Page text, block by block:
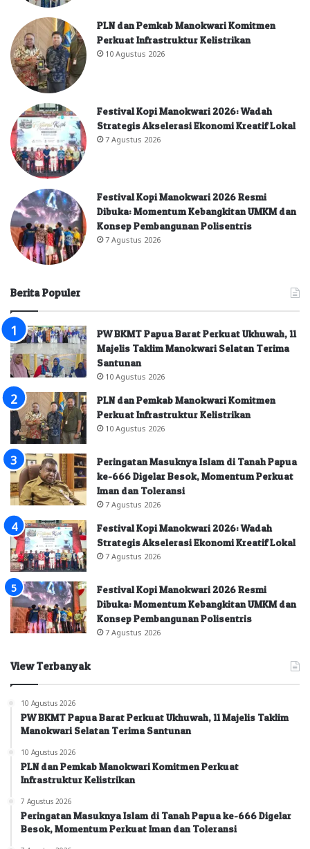
PLN dan Pemkab Manokwari Komitmen
Perkuat Infrastruktur Kelistrikan
10 Agustus 2026
Festival Kopi Manokwari 2026: Wadah
Strategis Akselerasi Ekonomi Kreatif Lokal
7 Agustus 2026
Festival Kopi Manokwari 2026 Resmi
Dibuka: Momentum Kebangkitan UMKM dan
Konsep Pembangunan Polisentris
7 Agustus 2026
Berita Populer
PW BKMT Papua Barat Perkuat Ukhuwah, 11
Majelis Taklim Manokwari Selatan Terima
Santunan
10 Agustus 2026
PLN dan Pemkab Manokwari Komitmen
Perkuat Infrastruktur Kelistrikan
10 Agustus 2026
Peringatan Masuknya Islam di Tanah Papua
ke-666 Digelar Besok, Momentum Perkuat
Iman dan Toleransi
7 Agustus 2026
Festival Kopi Manokwari 2026: Wadah
Strategis Akselerasi Ekonomi Kreatif Lokal
7 Agustus 2026
Festival Kopi Manokwari 2026 Resmi
Dibuka: Momentum Kebangkitan UMKM dan
Konsep Pembangunan Polisentris
7 Agustus 2026
View Terbanyak
10 Agustus 2026
PW BKMT Papua Barat Perkuat Ukhuwah, 11 Majelis Taklim
Manokwari Selatan Terima Santunan
10 Agustus 2026
PLN dan Pemkab Manokwari Komitmen Perkuat
Infrastruktur Kelistrikan
7 Agustus 2026
Peringatan Masuknya Islam di Tanah Papua ke-666 Digelar
Besok, Momentum Perkuat Iman dan Toleransi